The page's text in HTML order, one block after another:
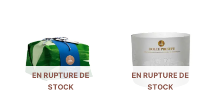
EN RUPTURE DE
STOCK
EN RUPTURE DE
STOCK